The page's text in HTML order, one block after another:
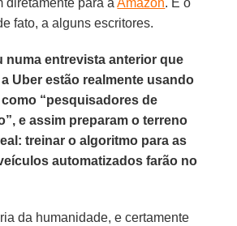
fato, a alguns escritores.
numa entrevista anterior que
Uber estão realmente usando
“pesquisadores de
e assim preparam o terreno
treinar o algoritmo para as
automatizados farão no
da humanidade, e certamente